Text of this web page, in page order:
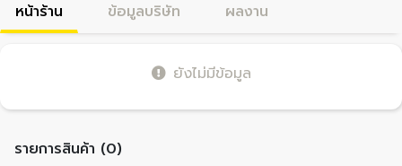
หน้าร้าน ข้อมูลบริษัท ผลงาน
ยังไม่มีข้อมูล
รายการสินค้า (0)